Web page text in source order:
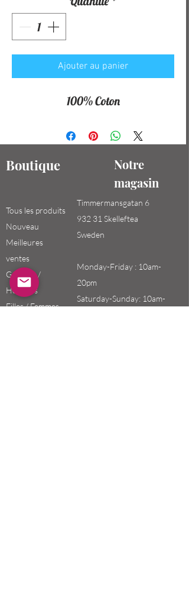
Ajouter au panier
100% Coton
Boutique
Notre
magasin
Tous les produits
Nouveau
Meilleures
ventes
Garçons /
Hommes
Filles / Femmes
Timmermansgatan 6
932 31 Skelleftea
Sweden
Monday-Friday : 10am-
20pm
Saturday-Sunday: 10am-